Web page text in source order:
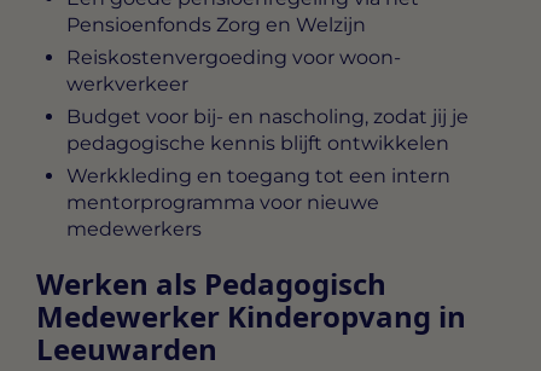
Pensioenfonds Zorg en Welzijn
Reiskostenvergoeding voor woon-
werkverkeer
Budget voor bij- en nascholing, zodat jij je
pedagogische kennis blijft ontwikkelen
Werkkleding en toegang tot een intern
mentorprogramma voor nieuwe
medewerkers
Werken als Pedagogisch
Medewerker Kinderopvang in
Leeuwarden